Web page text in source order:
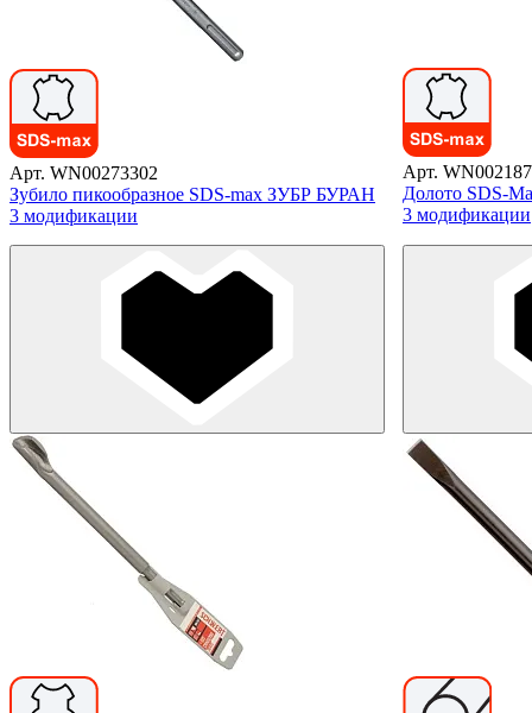
Арт. WN00273302
Зубило пикообразное SDS-max ЗУБР БУРАН
3 модификации
Арт.
Долото SDS-
3 модификации